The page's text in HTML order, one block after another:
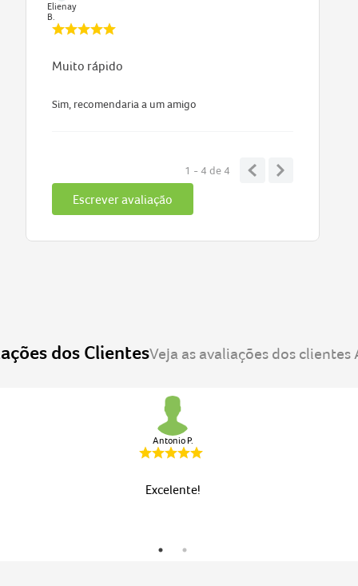
Elienay
B.
Muito rápido
Sim, recomendaria a um amigo
1 - 4de 4
Escrever avaliação
Antonio P.
Excelente!